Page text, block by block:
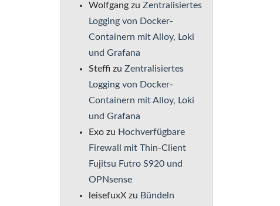
Wolfgang zu Zentralisiertes
Logging von Docker-
Containern mit Alloy, Loki
und Grafana
Steffi zu Zentralisiertes
Logging von Docker-
Containern mit Alloy, Loki
und Grafana
Exo zu Hochverfügbare
Firewall mit Thin-Client
Fujitsu Futro S920 und
OPNsense
leisefuxX zu Bündeln